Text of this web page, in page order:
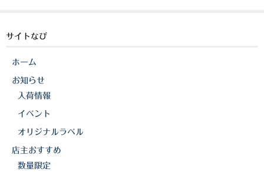
吉永酒造場
田村合名
薩摩酒造
知覧醸造
白石酒造
白玉醸造
b
o
o
k
サイトなび
ホーム
お知らせ
入荷情報
イベント
オリジナルラベル
店主おすすめ
数量限定